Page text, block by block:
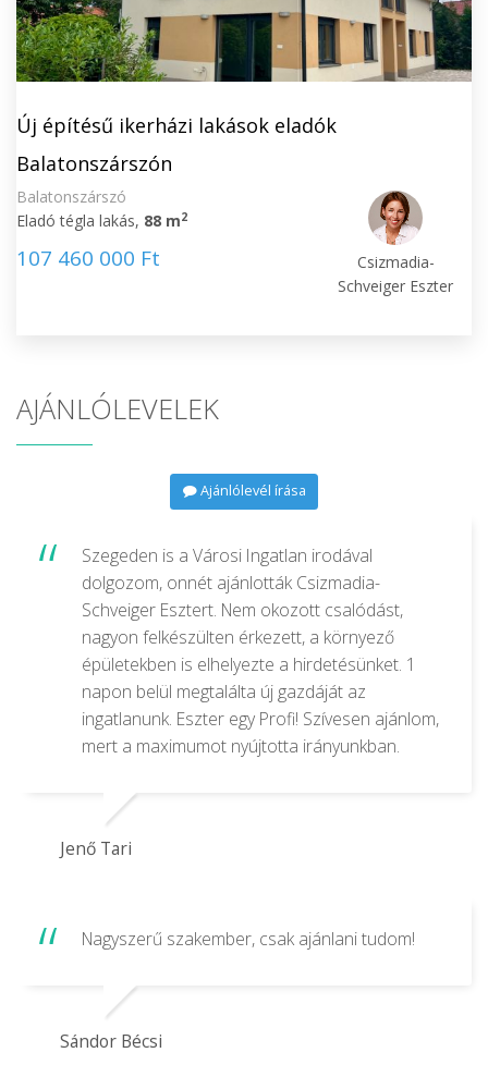
Új építésű ikerházi lakások eladók
Balatonszárszón
Balatonszárszó
Eladó tégla lakás, 88 m2
107 460 000 Ft
Csizmadia-
Schveiger Eszter
AJÁNLÓLEVELEK
Ajánlólevél írása
Szegeden is a Városi Ingatlan irodával
dolgozom, onnét ajánlották Csizmadia-
Schveiger Esztert. Nem okozott csalódást,
nagyon felkészülten érkezett, a környező
épületekben is elhelyezte a hirdetésünket. 1
napon belül megtalálta új gazdáját az
ingatlanunk. Eszter egy Profi! Szívesen ajánlom,
mert a maximumot nyújtotta irányunkban.
Jenő Tari
Nagyszerű szakember, csak ajánlani tudom!
Sándor Bécsi